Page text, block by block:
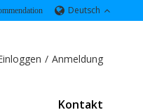
Deutsch
/ Anmeldung
Kontakt